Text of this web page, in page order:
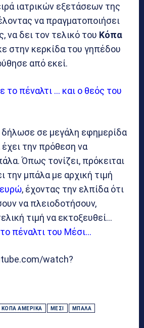
ιατρικών εξετάσεων της
να πραγματοποιήσει
να δει τον τελικό του Κόπα
στην κερκίδα του γηπέδου
από εκεί.
το πέναλτι … και ο θεός του
σε μεγάλη εφημερίδα
έχει την πρόθεση να
Όπως τονίζει, πρόκειται
την μπάλα με αρχική τιμή
, έχοντας την ελπίδα ότι
να πλειοδοτήσουν,
τιμή να εκτοξευθεί…
πέναλτι του Μέσι…
watch?
ΚΌΠΑ ΑΜΈΡΙΚΑ ΜΈΣΙ ΜΠΆΛΑ